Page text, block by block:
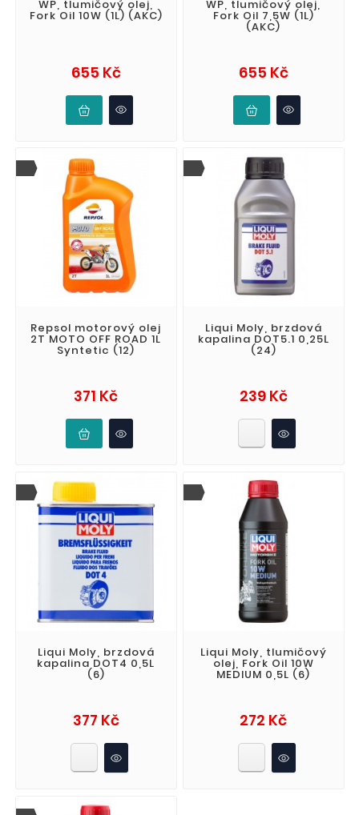
WP, tlumičový olej,
Fork Oil 10W (1L) (AKC)
655 KčCena
WP, tlumičový olej,
Fork Oil 7,5W (1L)
(AKC)
655 KčCena
Repsol motorový olej
2T MOTO OFF ROAD 1L
Syntetic (12)
371 KčCena
Liqui Moly, brzdová
kapalina DOT5.1 0,25L
(24)
239 KčCena
Liqui Moly, brzdová
kapalina DOT4 0,5L
(6)
377 KčCena
Liqui Moly, tlumičový
olej, Fork Oil 10W
MEDIUM 0,5L (6)
272 KčCena